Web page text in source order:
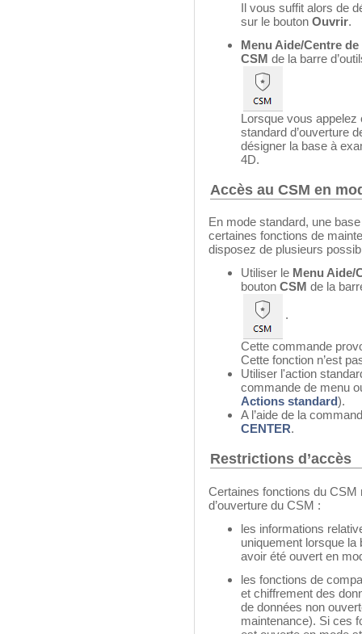
Il vous suffit alors de
sur le bouton Ouvrir.
Menu Aide/Centre
CSM de la barre
Lorsque vous appelez
standard d’ouverture
désigner la base à
4D.
Accès au CSM en
En mode standard, une
certaines fonctions de
disposez de plusieurs
Utiliser le Menu Aide/
bouton CSM de la
.
Cette commande
Cette fonction n’est
Utiliser l'action
commande de menu
Actions standard).
A l’aide de la
CENTER.
Restrictions d’accès
Certaines fonctions du
d’ouverture du CSM :
les informations
uniquement lorsque
avoir été ouvert en
les fonctions de
et chiffrement des
de données non
maintenance). Si ces